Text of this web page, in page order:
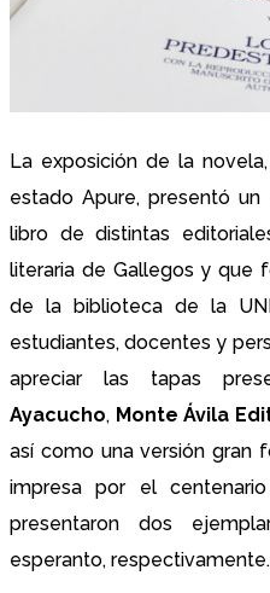
La exposición de la
estado Apure, presentó
libro de distintas
literaria de Gallegos y que
de la biblioteca de la
estudiantes, docentes y
apreciar las tapas
Ayacucho, Monte Ávila
así como una versión gran
impresa por el
presentaron dos
esperanto, respectivamente.